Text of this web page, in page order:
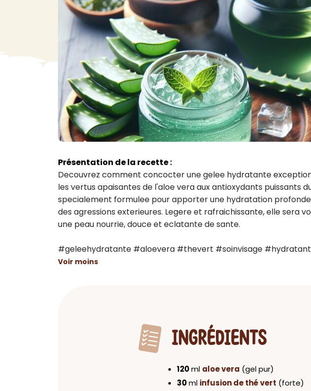
VAISELLE
Liquide Vaiselle
Entretien Lave Vaiselle
Autre
> Voir tout
BAIN
Gel
Huile de
Pain
Bombe
Autre
> Voir
Présentation de la recette :
Decouvrez comment concocter une gelee hydratante
les vertus apaisantes de l'aloe vera aux antioxydants puissants
specialement formulee pour apporter une hydratation
des agressions exterieures. Legere et rafraichissante, elle sera
une peau nourrie, douce et eclatante de sante.
#geleehydratante #aloevera #thevert #soinvisage #hydratant
Voir moins
INGRÉDIENTS
120ml aloe vera (gel pur)
30ml infusion de thé vert (forte)